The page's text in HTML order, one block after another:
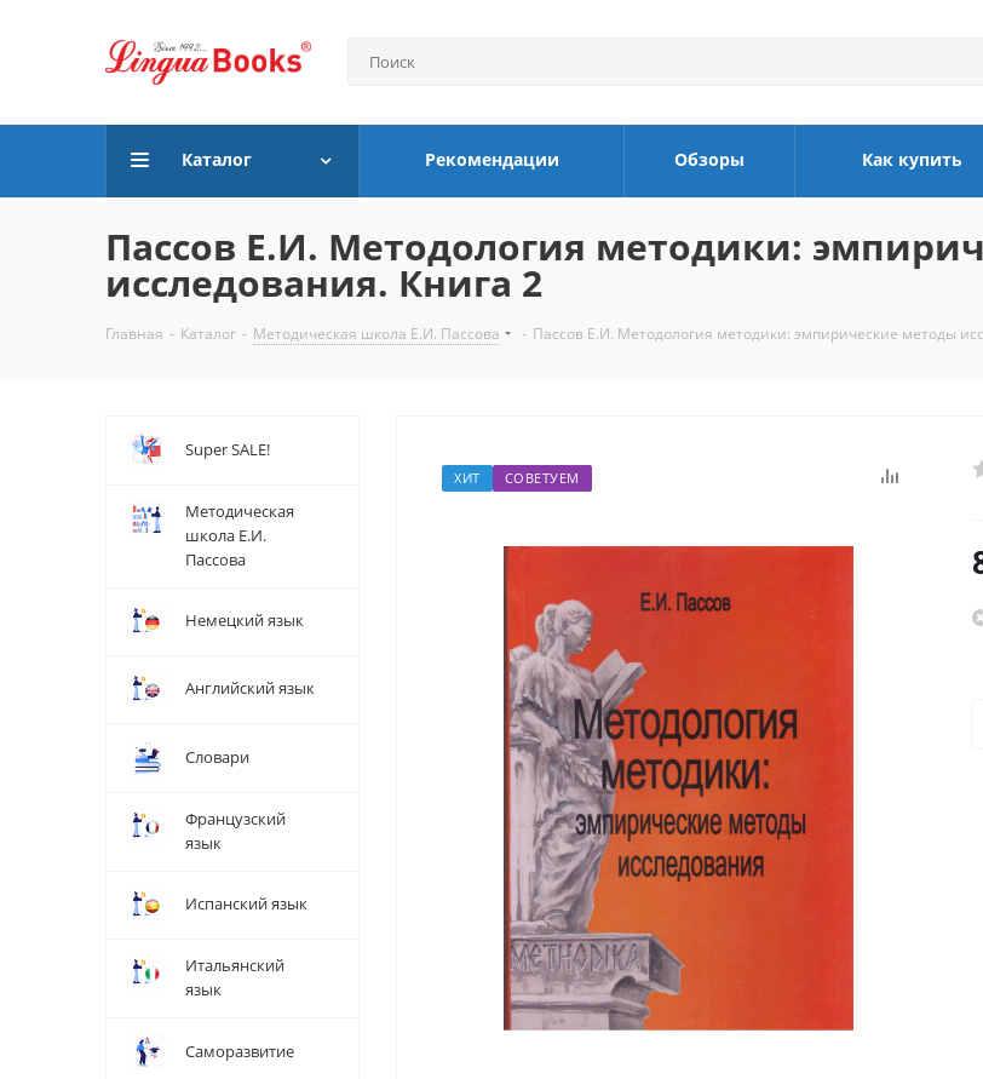
Каталог Рекомендации Обзоры Как купить
Пассов Е.И. Методология методики:
исследования. Книга 2
Главная - Каталог - Методическая школа Е.И. Пассова - Пассов Е.И. Методология методики: эмпирические методы
ХИТ СОВЕТУЕМ
Super SALE!
Методическая
школа Е.И.
Пассова
Немецкий язык
Английский язык
Словари
Французский
язык
Испанский язык
Итальянский
язык
Саморазвитие